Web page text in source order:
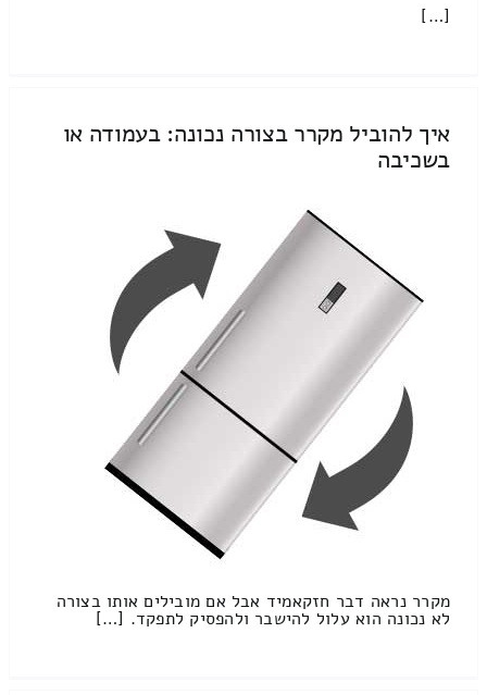
[…]
איך להוביל מקרר בצורה נכונה: בעמודה או
בשכיבה
מקרר נראה דבר חזקאמיד אבל אם מובילים אותו בצורה
לא נכונה הוא עלול להישבר ולהפסיק לתפקד. […]